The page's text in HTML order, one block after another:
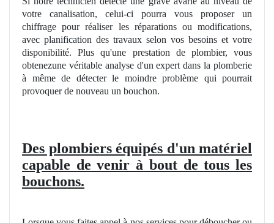
votre canalisation, celui-ci pourra vous proposerun
chiffrage pour réaliser les réparations ou modifications,
avec planification des travaux selon vos besoins et votre
disponibilité. Plus qu'une prestation de plombier, vous
obtenezune véritable analyse d'un expert dans la plomberie
à même de détecter le moindre problème qui pourrait
provoquer de nouveau un bouchon.
Des plombiers équipés d'un matériel
capable de venir à bout de tous les
bouchons.